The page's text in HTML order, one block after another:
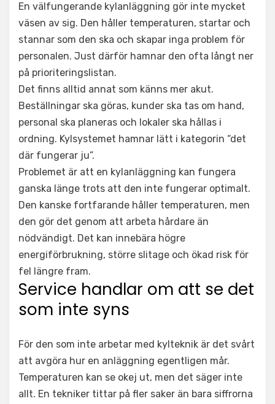
En välfungerande kylanläggning gör inte mycket
väsen av sig. Den håller temperaturen, startar och
stannar som den ska och skapar inga problem för
personalen. Just därför hamnar den ofta långt ner
på prioriteringslistan.
Det finns alltid annat som känns mer akut.
Beställningar ska göras, kunder ska tas om hand,
personal ska planeras och lokaler ska hållas i
ordning. Kylsystemet hamnar lätt i kategorin “det
där fungerar ju”.
Problemet är att en kylanläggning kan fungera
ganska länge trots att den inte fungerar optimalt.
Den kanske fortfarande håller temperaturen, men
den gör det genom att arbeta hårdare än
nödvändigt. Det kan innebära högre
energiförbrukning, större slitage och ökad risk för
fel längre fram.
Service handlar om att se det
som inte syns
För den som inte arbetar med kylteknik är det svårt
att avgöra hur en anläggning egentligen mår.
Temperaturen kan se okej ut, men det säger inte
allt. En tekniker tittar på fler saker än bara siffrorna